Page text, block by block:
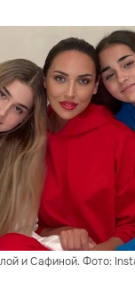
и Сафиной. Фото: